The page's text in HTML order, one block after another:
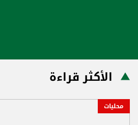
الأكثر قراءة
محليات